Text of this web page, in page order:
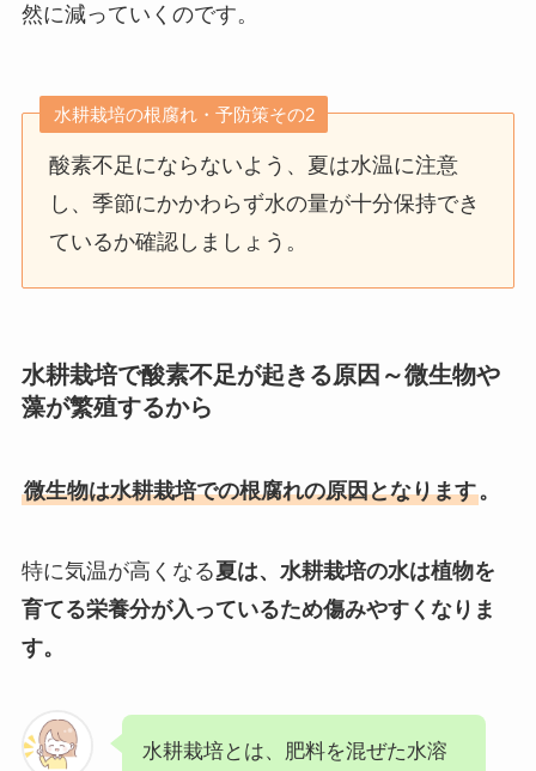
然に減っていくのです。
水耕栽培の根腐れ・予防策その2
酸素不足にならないよう、夏は水温に注意
し、季節にかかわらず水の量が十分保持でき
ているか確認しましょう。
水耕栽培で酸素不足が起きる原因～微生物や
藻が繁殖するから
微生物は水耕栽培での根腐れの原因となります。
特に気温が高くなる夏は、水耕栽培の水は植物を
育てる栄養分が入っているため傷みやすくなりま
す。
水耕栽培とは、肥料を混ぜた水溶